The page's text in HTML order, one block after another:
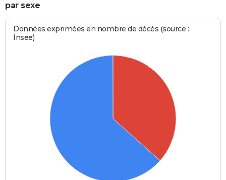
par sexe
Données exprimées en nombre de décès (source :
Insee)